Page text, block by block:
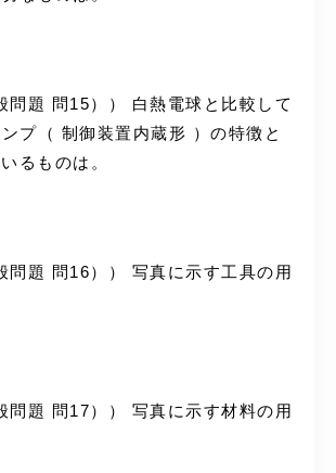
問題 問15）） 白熱電球と比較して
プ（ 制御装置内蔵形 ）の特徴と
るものは。
問題 問16）） 写真に示す工具の用
問題 問17）） 写真に示す材料の用